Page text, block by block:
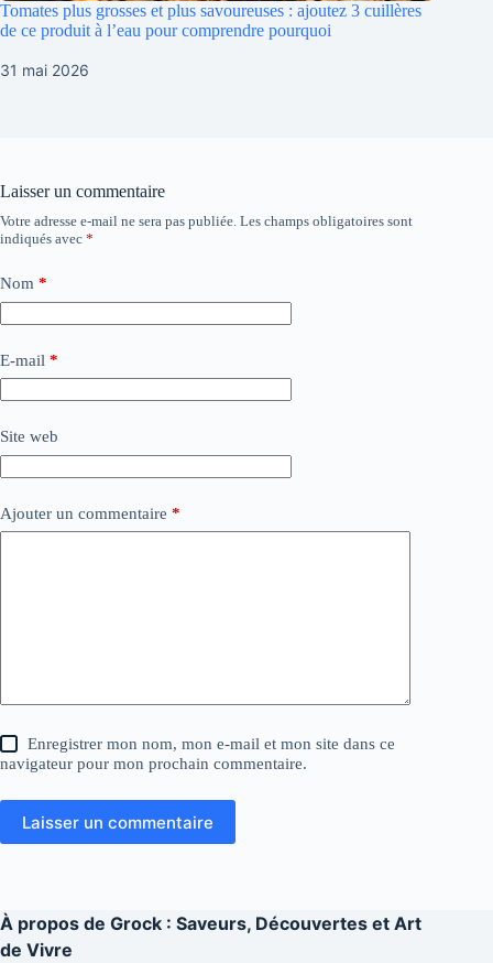
Tomates plus grosses et plus savoureuses : ajoutez 3 cuillères
de ce produit à l’eau pour comprendre pourquoi
31 mai 2026
Laisser un commentaire
Votre adresse e-mail ne sera pas publiée. Les champs obligatoires sont
indiqués avec *
Nom *
E-mail *
Site web
Ajouter un commentaire *
Enregistrer mon nom, mon e-mail et mon site dans ce
navigateur pour mon prochain commentaire.
Laisser un commentaire
À propos de Grock : Saveurs, Découvertes et Art
de Vivre